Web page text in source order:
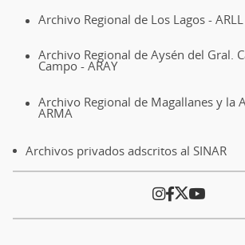
Archivo Regional de Los Lagos - ARLL
Archivo Regional de Aysén del Gral.
Campo - ARAY
Archivo Regional de Magallanes y la
ARMA
Archivos privados adscritos al SINAR